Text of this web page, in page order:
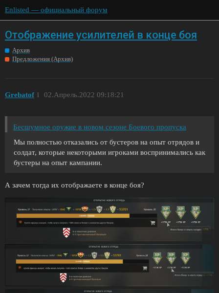
Enlisted — официальный форум
Отображение усилителей в конце боя
Архив
Предложения (Архив)
Grebatof 02.Апрель.2022 09:18:21
1
Бесшумное оружие в новом сезоне Боевого пропуска
Мы полностью отказались от бустеров на опыт отрядов и
солдат, которые некоторыми игроками воспринимались как
бустеры на опыт кампании.
А зачем тогда их отображаете в конце боя?